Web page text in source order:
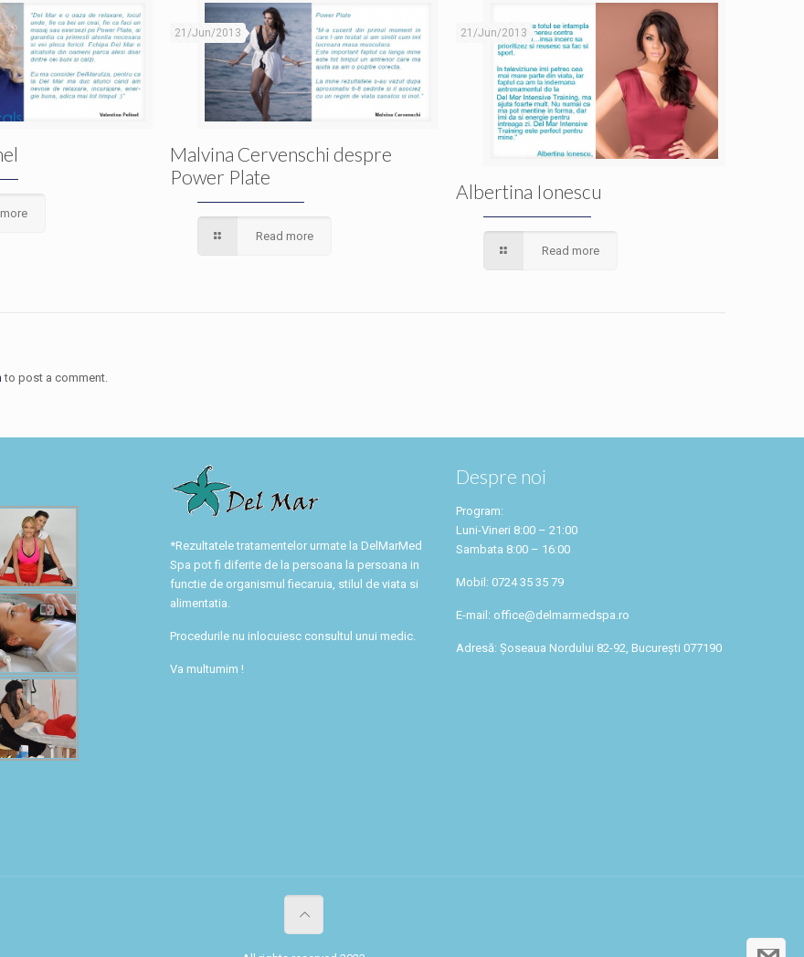
21/Jun/2013
Malvina Cervenschi despre
Power Plate
Read more
21/Jun/2013
Albertina Ionescu
Read more
to post a comment.
*Rezultatele tratamentelor urmate la DelMarMed
Spa pot fi diferite de la persoana la persoana in
functie de organismul fiecaruia, stilul de viata si
alimentatia.
Procedurile nu inlocuiesc consultul unui medic.
Va multumim !
Despre noi
Program:
Luni-Vineri 8:00 – 21:00
Sambata 8:00 – 16:00
Mobil: 0724 35 35 79
E-mail: office@delmarmedspa.ro
Adresă: Șoseaua Nordului 82-92, București 077190